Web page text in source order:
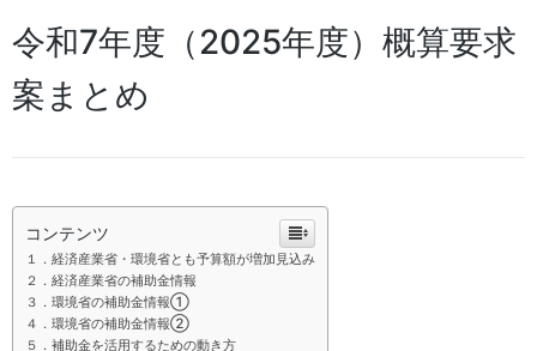
Industries.
令和7年度（2025年度）概算要求
案まとめ
コンテンツ
１．経済産業省・環境省とも予算額が増加見込み
２．経済産業省の補助金情報
３．環境省の補助金情報①
４．環境省の補助金情報②
５．補助金を活用するための動き方